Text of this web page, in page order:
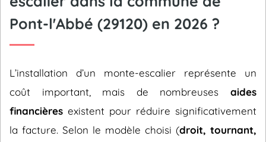
Pont-l'Abbé (29120) en 2026 ?
L’installation d’un monte-escalier représente un
coût important, mais de nombreuses aides
financières existent pour réduire significativement
la facture. Selon le modèle choisi (droit, tournant,